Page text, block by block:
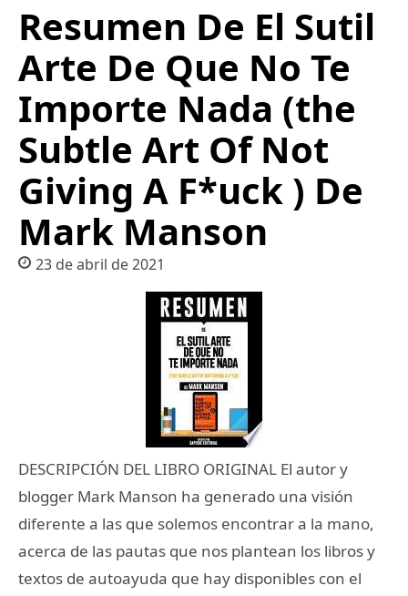
Resumen De El Sutil
Arte De Que No Te
Importe Nada (the
Subtle Art Of Not
Giving A F*uck ) De
Mark Manson
23 de abril de 2021
DESCRIPCIÓN DEL LIBRO ORIGINAL El autor y
blogger Mark Manson ha generado una visión
diferente a las que solemos encontrar a la mano,
acerca de las pautas que nos plantean los libros y
textos de autoayuda que hay disponibles con el